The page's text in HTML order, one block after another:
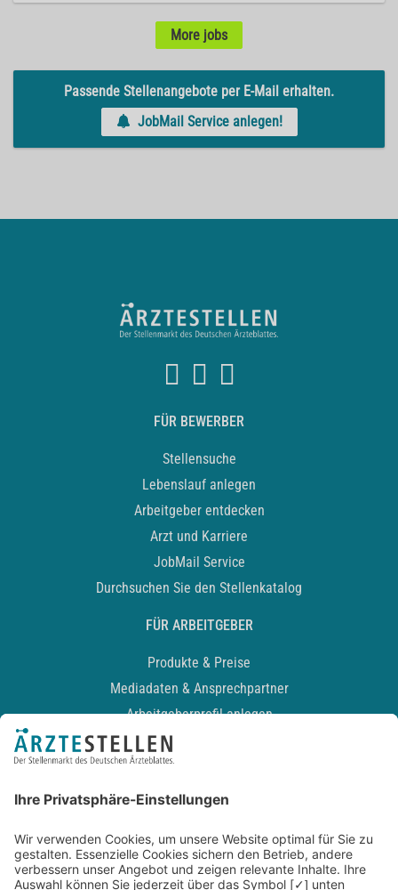
More jobs
Passende Stellenangebote per E-Mail erhalten.
JobMail Service anlegen!
FÜR BEWERBER
Stellensuche
Lebenslauf anlegen
Arbeitgeber entdecken
Arzt und Karriere
JobMail Service
Durchsuchen Sie den Stellenkatalog
FÜR ARBEITGEBER
Produkte & Preise
Mediadaten & Ansprechpartner
Arbeitgeberprofil anlegen
Recruiting-Podcast
Kontakt
Datenschutz